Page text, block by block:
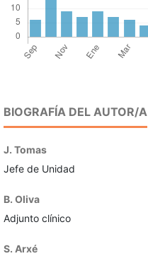
BIOGRAFÍA DEL AUTOR/A
J. Tomas
Jefe de Unidad
B. Oliva
Adjunto clínico
S. Arxé